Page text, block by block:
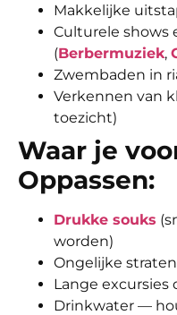
Makkelijke
Culturele shows
(Berbermuziek,
Zwembaden in
Verkennen van
toezicht)
Waar je
Oppassen:
Drukke souks
worden)
Ongelijke
Lange
Drinkwater —